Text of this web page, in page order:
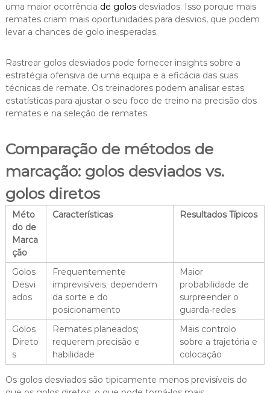
uma maior ocorrência de golosdesviados. Isso porque mais
remates criam mais oportunidades para desvios, que podem
levar a chances de golo inesperadas.
Rastrear golos desviados pode fornecer insights sobre a
estratégia ofensiva de uma equipa e a eficácia das suas
técnicas de remate. Os treinadores podem analisar estas
estatísticas para ajustar o seu foco de treino na precisão dos
remates e na seleção de remates.
Comparação de métodos de
marcação: golos desviados vs.
golos diretos
Méto
do de
Marca
ção
Características Resultados Típicos
Golos
Desvi
ados
Frequentemente
imprevisíveis; dependem
da sorte e do
posicionamento
Maior
probabilidade de
surpreender o
guarda-redes
Golos
Direto
s
Remates planeados;
requerem precisão e
habilidade
Mais controlo
sobre a trajetória e
colocação
Os golos desviados são tipicamente menos previsíveis do